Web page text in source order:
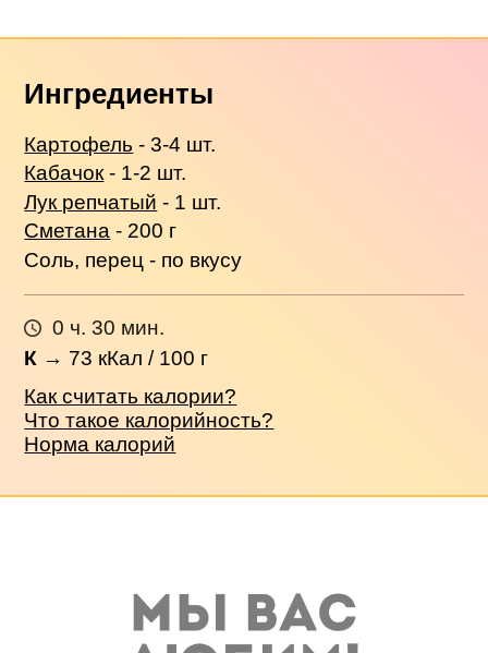
Ингредиенты
Картофель - 3-4 шт.
Кабачок- 1-2 шт.
Лук репчатый - 1 шт.
Сметана - 200 г
Соль, перец - по вкусу
0 ч. 30 мин.
К → 73 кКал / 100 г
Как считать калории?
Что такое калорийность?
Норма калорий